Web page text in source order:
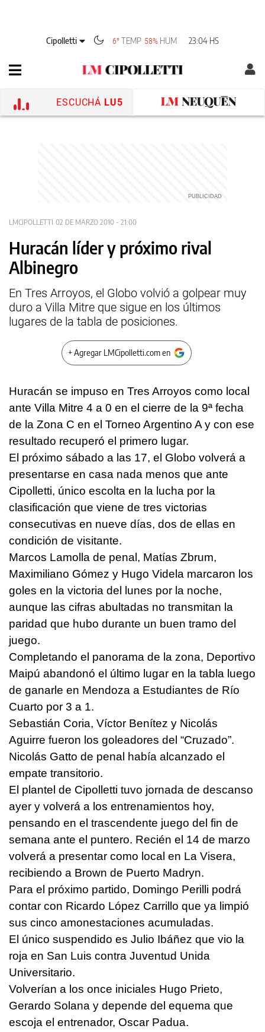
Cipolletti 6° TEMP 58% HUM 23:04 HS
ESCUCHÁ LU5
LMCIPOLLETTI 02 DE MARZO 2010 - 21:00
Huracán líder y próximo rival
Albinegro
En Tres Arroyos, el Globo volvió a golpear muy
duro a Villa Mitre que sigue en los últimos
lugares de la tabla de posiciones.
+ Agregar LMCipolletti.com en
Huracán se impuso en Tres Arroyos como local
ante Villa Mitre 4 a 0 en el cierre de la 9ª fecha
de la Zona C en el Torneo Argentino A y con ese
resultado recuperó el primero lugar.
El próximo sábado a las 17, el Globo volverá a
presentarse en casa nada menos que ante
Cipolletti, único escolta en la lucha por la
clasificación que viene de tres victorias
consecutivas en nueve días, dos de ellas en
condición de visitante.
Marcos Lamolla de penal, Matías Zbrum,
Maximiliano Gómez y Hugo Videla marcaron los
goles en la victoria del lunes por la noche,
aunque las cifras abultadas no transmitan la
paridad que hubo durante un buen tramo del
juego.
Completando el panorama de la zona, Deportivo
Maipú abandonó el último lugar en la tabla luego
de ganarle en Mendoza a Estudiantes de Río
Cuarto por 3 a 1.
Sebastián Coria, Víctor Benítez y Nicolás
Aguirre fueron los goleadores del “Cruzado”.
Nicolás Gatto de penal había alcanzado el
empate transitorio.
El plantel de Cipolletti tuvo jornada de descanso
ayer y volverá a los entrenamientos hoy,
pensando en el trascendente juego del fin de
semana ante el puntero. Recién el 14 de marzo
volverá a presentar como local en La Visera,
recibiendo a Brown de Puerto Madryn.
Para el próximo partido, Domingo Perilli podrá
contar con Ricardo López Carrillo que ya limpió
sus cinco amonestaciones acumuladas.
El único suspendido es Julio Ibáñez que vio la
roja en San Luis contra Juventud Unida
Universitario.
Volverían a los once iniciales Hugo Prieto,
Gerardo Solana y depende del equema que
escoja el entrenador, Oscar Padua.